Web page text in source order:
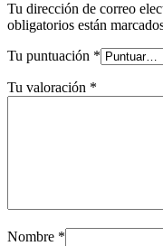
Tu dirección de correo
obligatorios están
Tu puntuación *
Tu valoración *
Nombre *